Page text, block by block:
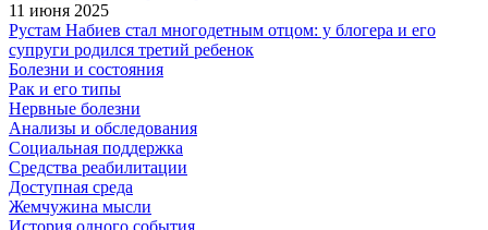
11 июня 2025
Рустам Набиев стал многодетным отцом: у блогера и его
супруги родился третий ребенок
Болезни и состояния
Рак и его типы
Нервные болезни
Анализы и обследования
Социальная поддержка
Средства реабилитации
Доступная среда
Жемчужина мысли